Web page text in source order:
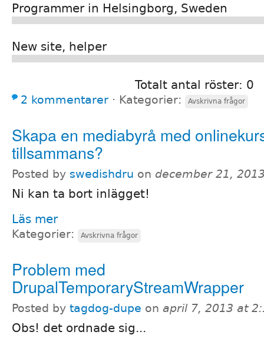
Programmer in Helsingborg, Sweden
New site, helper
Totalt antal röster: 0
2 kommentarer ⋅ Kategorier: Avskrivna frågor
Skapa en mediabyrå med
tillsammans?
Posted by swedishdru on december 21,
Ni kan ta bort inlägget!
Läs mer
Kategorier: Avskrivna frågor
Problem med
DrupalTemporaryStreamWrapper
Posted by tagdog-dupe on april 7, 2013 at
Obs! det ordnade sig...